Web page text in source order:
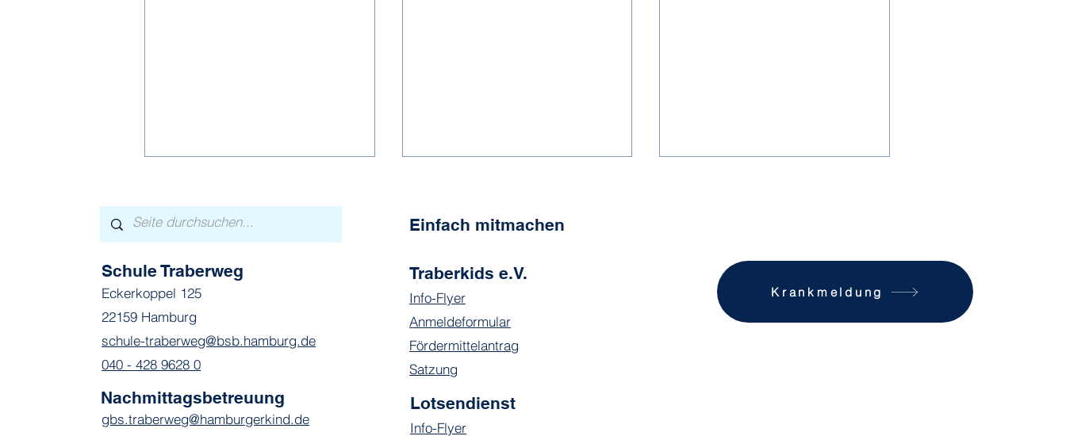
Lauter Lieblingsmomente
Hier spielt die Musik
Mehr Vielfalt am
Schule Traberweg
Eckerkoppel 125
22159 Hamburg
schule-traberweg@bsb.hamburg.de
040 - 428 9628 0
Nachmittagsbetreuung
gbs.traberweg@hamburgerkind.de
Einfach mitmachen
Traberkids e.V.
Info-Flyer
Anmeldeformular
Fördermittelantrag
Satzung
Lotsendienst
Info-Flyer
Krankmeldung